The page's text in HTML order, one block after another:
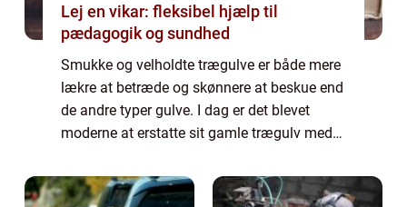
Lej en vikar: fleksibel hjælp til
pædagogik og sundhed
Smukke og velholdte trægulve er både mere
lækre at betræde og skønnere at beskue end
de andre typer gulve. I dag er det blevet
moderne at erstatte sit gamle trægulv med